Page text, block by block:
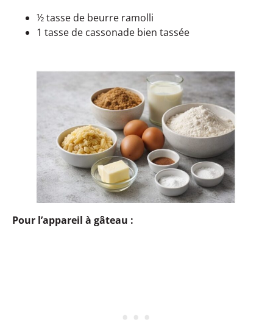
½ tasse de beurre ramolli
1 tasse de cassonade bien tassée
Pour l’appareil à gâteau :